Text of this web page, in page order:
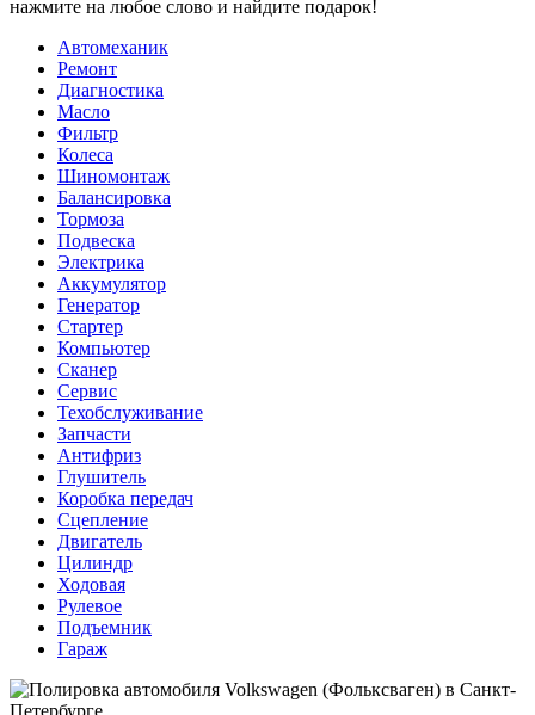
нажмите на любое слово и найдите подарок!
Автомеханик
Ремонт
Диагностика
Масло
Фильтр
Колеса
Шиномонтаж
Балансировка
Тормоза
Подвеска
Электрика
Аккумулятор
Генератор
Стартер
Компьютер
Сканер
Сервис
Техобслуживание
Запчасти
Антифриз
Глушитель
Коробка передач
Сцепление
Двигатель
Цилиндр
Ходовая
Рулевое
Подъемник
Гараж